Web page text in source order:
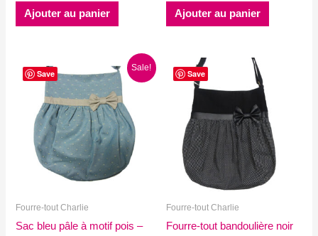
Ajouter au panier Ajouter au panier
Save
Sale!
Fourre-tout Charlie
Sac bleu pâle à motif pois –
Save
Fourre-tout Charlie
Fourre-tout bandoulière noir